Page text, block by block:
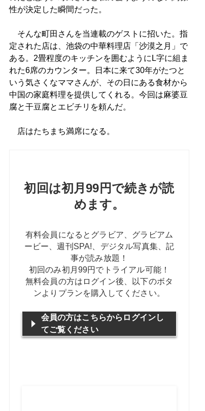
性が決定した瞬間だった。
そんな町田さんを当連載のゲストに招いた。指
定された店は、池袋の中華料理店「沙漠之月」で
ある。2畳程度のキッチンを囲むようにL字に組ま
れた6席のカウンター。日本に来て30年がたつと
いう気さくなママさんが、その日にある食材から
中国の家庭料理を提供してくれる。今回は麻婆豆
腐と干豆腐とエビチリを頼んだ。
店はたちまち満席になる。